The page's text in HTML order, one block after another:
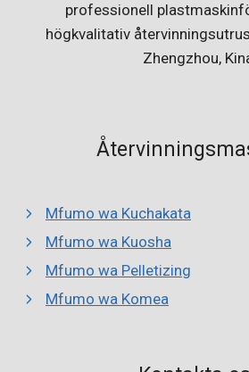
professionell
högkvalitativ
Zhengzhou,
Mfumo wa Kuchakata
Mfumo wa Kuosha
Mfumo wa Pelletizing
Mfumo wa Komea